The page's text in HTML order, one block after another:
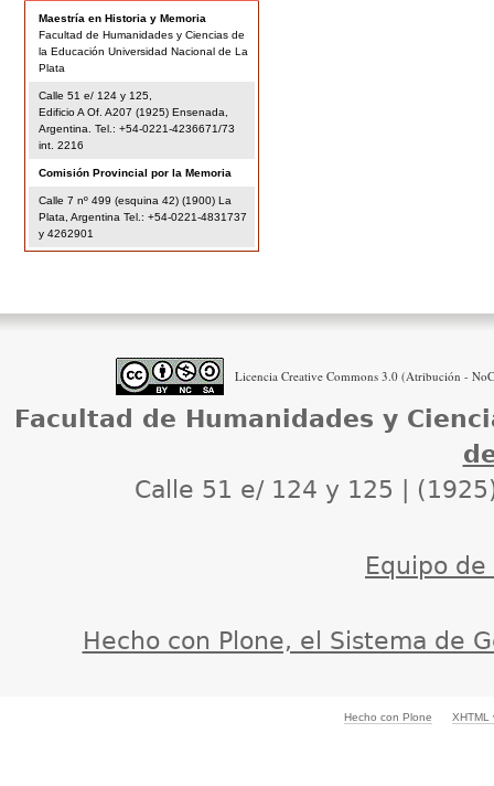
Maestría en Historia y Memoria
Facultad de Humanidades y Ciencias de
la Educación Universidad Nacional de La
Plata
Calle 51 e/ 124 y 125,
Edificio A Of. A207 (1925) Ensenada,
Argentina. Tel.: +54-0221-4236671/73
int. 2216
Comisión Provincial por la Memoria
Calle 7 nº 499 (esquina 42) (1900) La
Plata, Argentina Tel.: +54-0221-4831737
y 4262901
Licencia Creative Commons 3.0 (Atribución -
Facultad de Humanidades y
Calle 51 e/ 124 y 125 |
Equipo
Hecho con Plone, el Sistema de
Hecho con Plone XHTML